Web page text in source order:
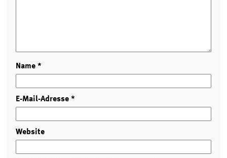
Name*
E-Mail-Adresse*
Website